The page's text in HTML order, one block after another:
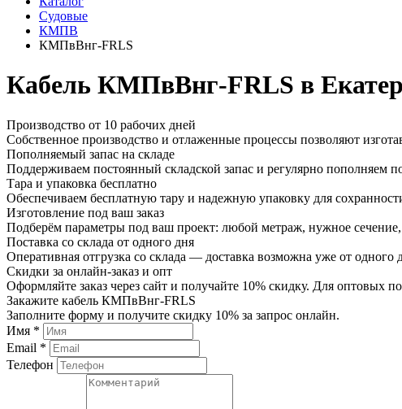
Судовые
КМПВ
КМПвВнг-FRLS
Кабель КМПвВнг-FRLS в
Производство от 10 рабочих дней
Собственное производство и отлаженные процессы позволяют
Пополняемый запас на складе
Поддерживаем постоянный складской запас и регулярно пополняем
Тара и упаковка бесплатно
Обеспечиваем бесплатную тару и надежную упаковку для
Изготовление под ваш заказ
Подберём параметры под ваш проект: любой метраж, нужное
Поставка со склада от одного дня
Оперативная отгрузка со склада — доставка возможна уже от одного
Скидки за онлайн-заказ и опт
Оформляйте заказ через сайт и получайте 10% скидку. Для
Закажите кабель КМПвВнг-FRLS
Заполните форму и получите скидку 10% за запрос онлайн.
Имя *
Email *
Телефон